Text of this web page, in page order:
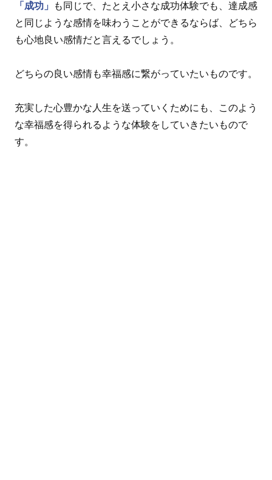
「成功」
も同じで、たとえ小さな成功体験でも、達成感
と同じような感情を味わうことができるならば、どちら
も心地良い感情だと言えるでしょう。
どちらの良い感情も幸福感に繋がっていたいものです。
充実した心豊かな人生を送っていくためにも、このよう
な幸福感を得られるような体験をしていきたいもので
す。